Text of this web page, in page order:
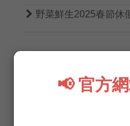
📢 官方
 野菜鮮生2025春節休